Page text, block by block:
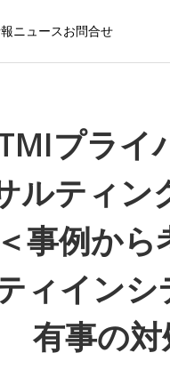
ニュースお問合せ
プライ
ルティン
＜事例か
ィインシ
有事の